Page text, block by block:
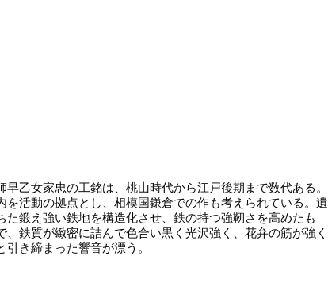
乙女家忠の工銘は、桃山時代から江戸後期まで数代ある。
活動の拠点とし、相模国鎌倉での作も考えられている。遺
た鍛え強い鉄地を構造化させ、鉄の持つ強靭さを高めたも
鉄質が緻密に詰んで色合い黒く光沢強く、花弁の筋が強く
引き締まった響音が漂う。